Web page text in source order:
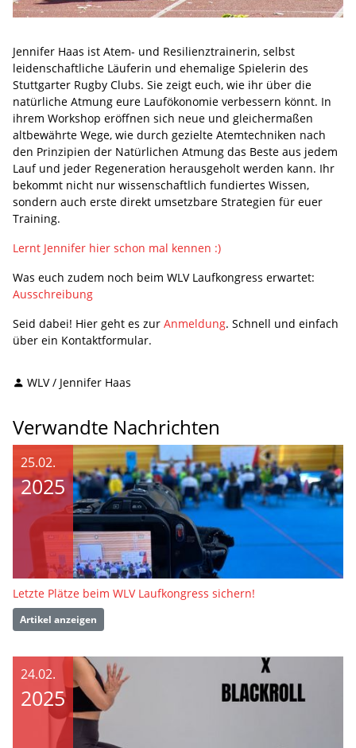
Jennifer Haas ist Atem- und Resilienztrainerin, selbst
leidenschaftliche Läuferin und ehemalige Spielerin des
Stuttgarter Rugby Clubs. Sie zeigt euch, wie ihr über die
natürliche Atmung eure Laufökonomie verbessern könnt. In
ihrem Workshop eröffnen sich neue und gleichermaßen
altbewährte Wege, wie durch gezielte Atemtechniken nach
den Prinzipien der Natürlichen Atmung das Beste aus jedem
Lauf und jeder Regeneration herausgeholt werden kann. Ihr
bekommt nicht nur wissenschaftlich fundiertes Wissen,
sondern auch erste direkt umsetzbare Strategien für euer
Training.
Lernt Jennifer hier schon mal kennen :)
Was euch zudem noch beim WLV Laufkongress erwartet:
Ausschreibung
Seid dabei! Hier geht es zur Anmeldung. Schnell und einfach
über ein Kontaktformular.
WLV / Jennifer Haas
Verwandte Nachrichten
25.02.
2025
Letzte Plätze beim WLV Laufkongress sichern!
Artikel anzeigen
24.02.
2025